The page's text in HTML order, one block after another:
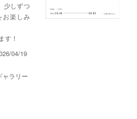
少しずつ
お楽しみ
す！
04/19
ャラリー